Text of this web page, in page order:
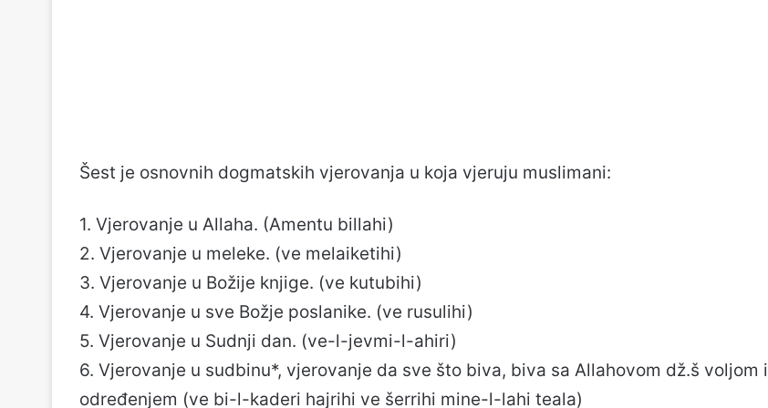
Šest je osnovnih dogmatskih vjerovanja u koja vjeruju muslimani:
1. Vjerovanje u Allaha. (Amentu billahi)
2. Vjerovanje u meleke. (ve melaiketihi)
3. Vjerovanje u Božije knjige. (ve kutubihi)
4. Vjerovanje u sve Božje poslanike. (ve rusulihi)
5. Vjerovanje u Sudnji dan. (ve-l-jevmi-l-ahiri)
6. Vjerovanje u sudbinu*, vjerovanje da sve što biva, biva sa Allahovom dž.š voljom i
određenjem (ve bi-l-kaderi hajrihi ve šerrihi mine-l-lahi teala)